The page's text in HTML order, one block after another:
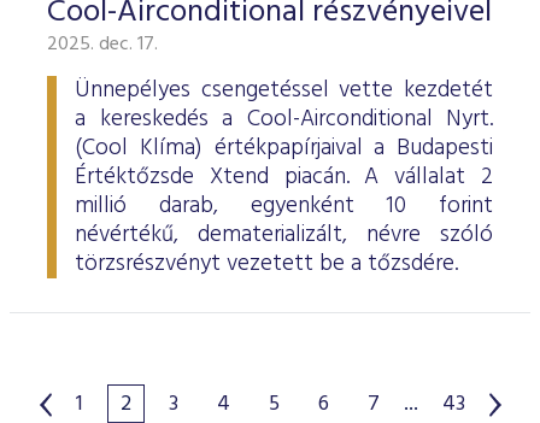
Cool-Airconditional részvényeivel
2025. dec. 17.
Ünnepélyes csengetéssel vette kezdetét
a kereskedés a Cool-Airconditional Nyrt.
(Cool Klíma) értékpapírjaival a Budapesti
Értéktőzsde Xtend piacán. A vállalat 2
millió darab, egyenként 10 forint
névértékű, dematerializált, névre szóló
törzsrészvényt vezetett be a tőzsdére.
1 2 3 4 5 6 7 ... 43